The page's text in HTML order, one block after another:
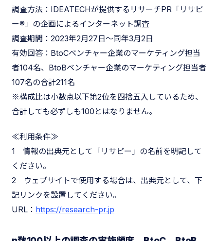
調査方法：IDEATECHが提供するリサーチPR「リサピ
ー®︎」の企画によるインターネット調査
調査期間：2023年2月27日〜同年3月2日
有効回答：BtoCベンチャー企業のマーケティング担当
者104名、BtoBベンチャー企業のマーケティング担当者
107名の合計211名
※構成比は小数点以下第2位を四捨五入しているため、
合計しても必ずしも100とはなりません。
≪利用条件≫
1 情報の出典元として「リサピー」の名前を明記して
ください。
2 ウェブサイトで使用する場合は、出典元として、下
記リンクを設置してください。
URL： https://research-pr.jp